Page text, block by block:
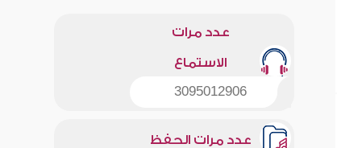
عدد مرات
الاستماع
3095012906
عدد مرات الحفظ